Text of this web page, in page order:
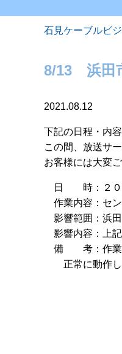
石見ケーブルビ
8/13 浜田
2021.08.12
下記の日程・内
この間、放送サ
お客様には大変
日 時：２０２
作業内容：セン
影響範囲：浜田
影響内容：上
備 考：作業終
正常に動作しな